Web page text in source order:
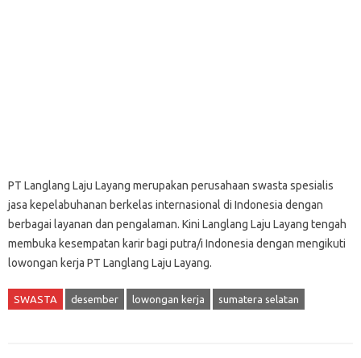
PT Langlang Laju Layang merupakan perusahaan swasta spesialis
jasa kepelabuhanan berkelas internasional di Indonesia dengan
berbagai layanan dan pengalaman. Kini Langlang Laju Layang tengah
membuka kesempatan karir bagi putra/i Indonesia dengan mengikuti
lowongan kerja PT Langlang Laju Layang.
SWASTA desember lowongan kerja sumatera selatan